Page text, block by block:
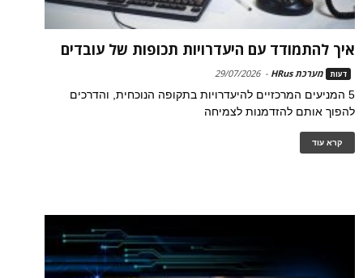
איך להתמודד עם היעדרויות תכופות של עובדים
דעות מערכת HRus -
29/07/2026
5 המניעים המרכזיים להיעדרויות בתקופה הנוכחית, והדרכים
להפוך אותם להזדמנות לצמיחה
קרא עוד